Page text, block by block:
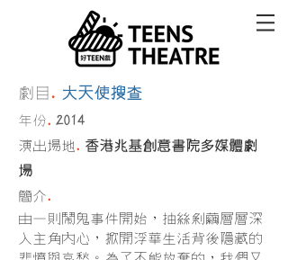
劇目 . 大天使搜查
年份. 2014
演出場地. 香港兆基創意書院多媒體劇
場
簡介.
由一則鬧鬼事件開始，抽絲剝繭層層深
入主角內心，掀開浮華生活背後隱藏的